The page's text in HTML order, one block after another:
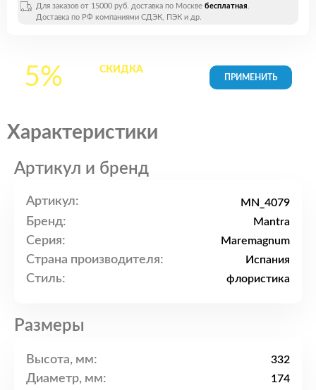
Для заказов от 15000 руб. доставка по Москве бесплатная.
Доставка по РФ компаниями СДЭК, ПЭК и др.
5% СКИДКАна все
Характеристики
Артикул и бренд
Артикул: MN_4079
Бренд: Mantra
Серия: Maremagnum
Страна производителя: Испания
Стиль: флористика
Размеры
Высота, мм: 332
Диаметр, мм: 174